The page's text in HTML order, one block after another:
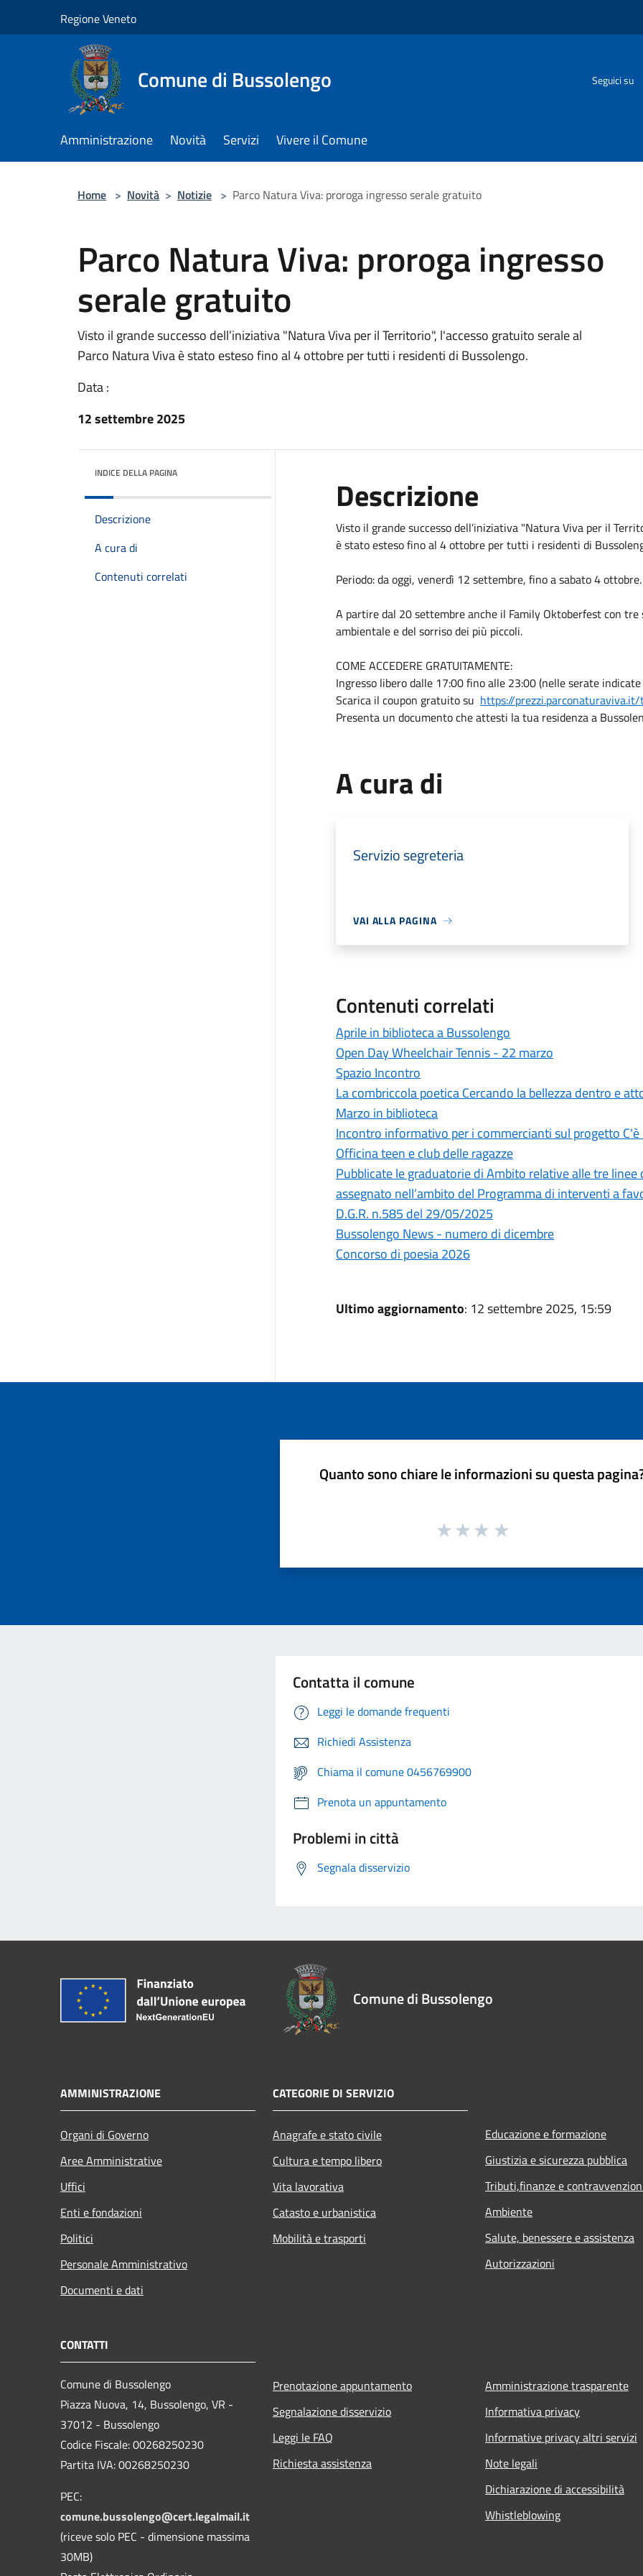
Regione Veneto
Comune di Bussolengo Seguici su
Amministrazione Novità Servizi Vivere il Comune
Home > Novità > Notizie > Parco Natura Viva: proroga ingresso serale gratuito
Parco Natura Viva: proroga ingresso
serale gratuito
Visto il grande successo dell’iniziativa "Natura Viva per il Territorio", l'accesso gratuito serale al
Parco Natura Viva è stato esteso fino al 4 ottobre per tutti i residenti di Bussolengo.
Data :
12 settembre 2025
INDICE DELLA PAGINA
Descrizione
A cura di
Contenuti correlati
Descrizione
Visto il grande successo dell’iniziativa "Natura Viva per il
è stato esteso fino al 4 ottobre per tutti i residenti di
Periodo: da oggi, venerdì 12 settembre, fino a sabato 4 ottobre.
A partire dal 20 settembre anche il Family Oktoberfest con
ambientale e del sorriso dei più piccoli.
COME ACCEDERE GRATUITAMENTE:
Ingresso libero dalle 17:00 fino alle 23:00 (nelle serate
Scarica il coupon gratuito su https://
Presenta un documento che attesti la tua residenza a
A cura di
Servizio segreteria
VAI ALLA PAGINA
Contenuti correlati
Aprile in biblioteca a Bussolengo
Open Day Wheelchair Tennis - 22 marzo
Spazio Incontro
La combriccola poetica Cercando la bellezza dentro e
Marzo in biblioteca
Incontro informativo per i commercianti sul progetto C'è
Officina teen e club delle ragazze
Pubblicate le graduatorie di Ambito relative alle tre
assegnato nell’ambito del Programma di interventi a
D.G.R. n.585 del 29/05/2025
Bussolengo News - numero di dicembre
Concorso di poesia 2026
Ultimo aggiornamento: 12 settembre 2025, 15:59
Quanto sono chiare le informazioni su questa
Contatta il comune
Leggi le domande frequenti
Richiedi Assistenza
Chiama il comune 0456769900
Prenota un appuntamento
Problemi in città
Segnala disservizio
Comune di Bussolengo
AMMINISTRAZIONE
Organi di Governo
Aree Amministrative
Uffici
Enti e fondazioni
Politici
Personale Amministrativo
Documenti e dati
CATEGORIE DI SERVIZIO
Anagrafe e stato civile
Cultura e tempo libero
Vita lavorativa
Catasto e urbanistica
Mobilità e trasporti
Educazione e formazione
Giustizia e sicurezza pubblica
Tributi,finanze e
Ambiente
Salute, benessere e assistenza
Autorizzazioni
CONTATTI
Comune di Bussolengo
Piazza Nuova, 14, Bussolengo, VR -
37012 - Bussolengo
Codice Fiscale: 00268250230
Partita IVA: 00268250230
PEC:
comune.bussolengo@cert.legalmail.it
(riceve solo PEC - dimensione massima
30MB)
Prenotazione appuntamento
Segnalazione disservizio
Leggi le FAQ
Richiesta assistenza
Amministrazione trasparente
Informativa privacy
Informative privacy altri servizi
Note legali
Dichiarazione di accessibilità
Whistleblowing